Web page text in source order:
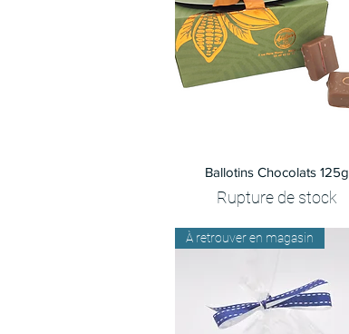
Aperçu rapide
Ballotins Chocolats 125g
Rupture de stock
À retrouver en magasin